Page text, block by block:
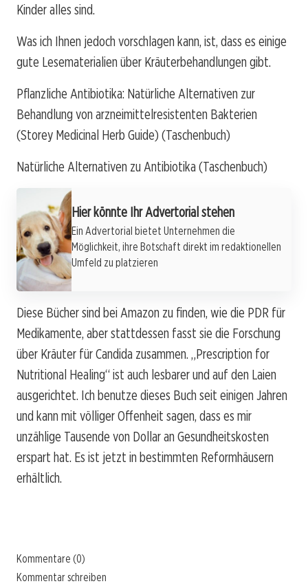
Kinder alles sind.
Was ich Ihnen jedoch vorschlagen kann, ist, dass es einige
gute Lesematerialien über Kräuterbehandlungen gibt.
Pflanzliche Antibiotika: Natürliche Alternativen zur
Behandlung von arzneimittelresistenten Bakterien
(Storey Medicinal Herb Guide) (Taschenbuch)
Natürliche Alternativen zu Antibiotika (Taschenbuch)
Hier könnte Ihr Advertorial stehen
Ein Advertorial bietet Unternehmen die
Möglichkeit, ihre Botschaft direkt im redaktionellen
Umfeld zu platzieren
Diese Bücher sind bei Amazon zu finden, wie die PDR für
Medikamente, aber stattdessen fasst sie die Forschung
über Kräuter für Candida zusammen. „Prescription for
Nutritional Healing“ ist auch lesbarer und auf den Laien
ausgerichtet. Ich benutze dieses Buch seit einigen Jahren
und kann mit völliger Offenheit sagen, dass es mir
unzählige Tausende von Dollar an Gesundheitskosten
erspart hat. Es ist jetzt in bestimmten Reformhäusern
erhältlich.
Kommentare (0)
Kommentar schreiben